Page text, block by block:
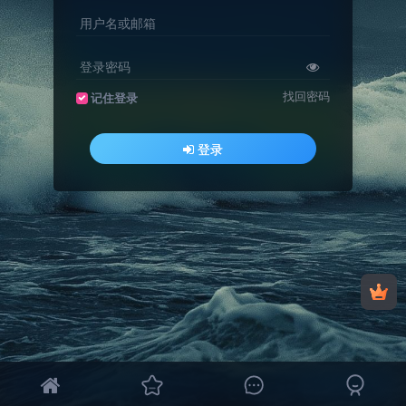
用户名或邮箱
登录密码
记住登录 找回密码
登录